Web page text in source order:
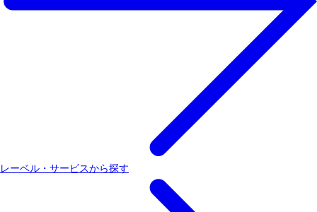
レーベル・サービスから探す